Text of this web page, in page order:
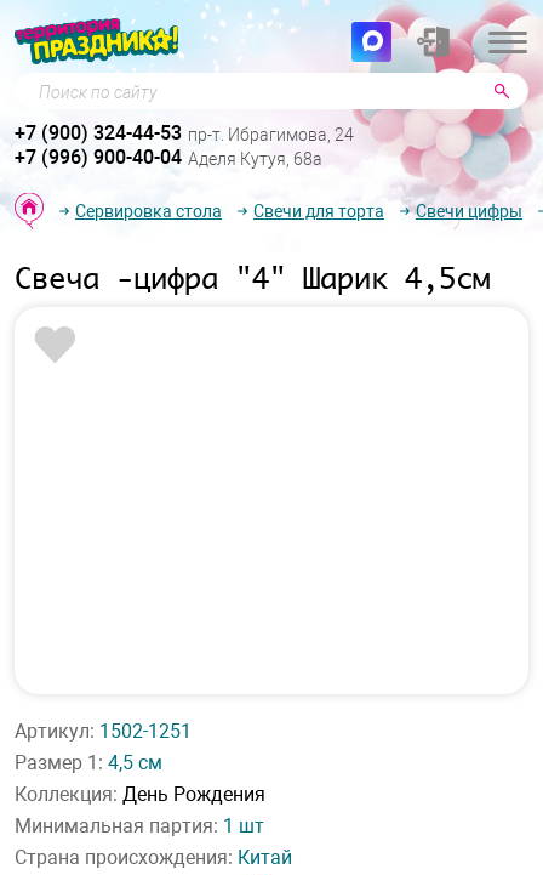
Поиск по сайту
+7 (900) 324-44-53 пр-т. Ибрагимова, 24
+7 (996) 900-40-04 Аделя Кутуя, 68а
Сервировка стола Свечи для торта Свечи цифры
Свеча -цифра "4" Шарик 4,5см
Артикул: 1502-1251
Размер 1: 4,5 см
Коллекция: День Рождения
Минимальная партия: 1 шт
Страна происхождения: Китай